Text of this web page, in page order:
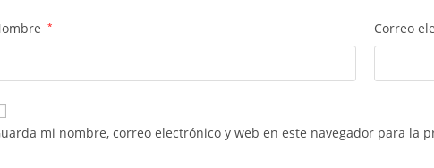
* Correo
mi nombre, correo electrónico y web en este navegador para la